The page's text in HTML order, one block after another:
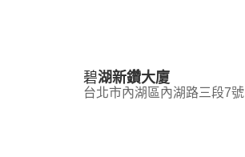
碧湖新鑽大廈
台北市內湖區內湖路三段7號